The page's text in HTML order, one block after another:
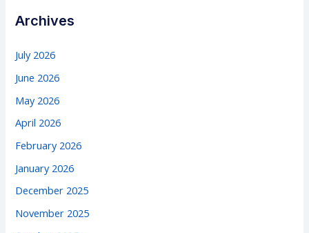
Archives
July 2026
June 2026
May 2026
April 2026
February 2026
January 2026
December 2025
November 2025